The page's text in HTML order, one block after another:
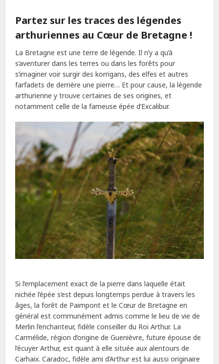
Partez sur les traces des légendes
arthuriennes au Cœur de Bretagne !
La Bretagne est une terre de légende. Il n’y a qu’à
s’aventurer dans les terres ou dans les forêts pour
s’imaginer voir surgir des korrigans, des elfes et autres
farfadets de derrière une pierre… Et pour cause, la légende
arthurienne y trouve certaines de ses origines, et
notamment celle de la fameuse épée d’Excalibur.
Si l’emplacement exact de la pierre dans laquelle était
nichée l’épée s’est depuis longtemps perdue à travers les
âges, la forêt de Paimpont et le Cœur de Bretagne en
général est communément admis comme le lieu de vie de
Merlin l’enchanteur, fidèle conseiller du Roi Arthur. La
Carmélide, région d’origine de Guenièvre, future épouse de
l’écuyer Arthur, est quant à elle située aux alentours de
Carhaix. Caradoc, fidèle ami d’Arthur est lui aussi originaire